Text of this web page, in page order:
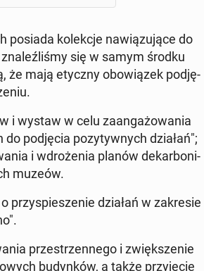
posiada ko­lek­cje na­wią­zu­ją­ce do
się w samym środku
że mają etyczny obo­wią­zek pod­ję­
i wystaw w celu za­an­ga­żo­wa­nia
pod­ję­cia po­zy­tyw­nych działań";
i wdro­że­nia planów de­kar­bo­ni­
muzeów.
przy­spie­sze­nie działań w za­kre­sie
prze­strzen­ne­go i zwięk­sze­nie
bu­dyn­ków, a także przy­ję­cie